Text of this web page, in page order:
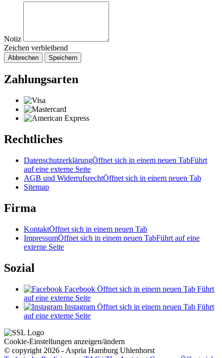
Notiz
Zeichen verbleibend
Abbrechen Speichern
Zahlungsarten
Rechtliches
DatenschutzerklärungÖffnet sich in einem neuen TabFührt
auf eine externe Seite
AGB und WiderrufsrechtÖffnet sich in einem neuen Tab
Sitemap
Firma
KontaktÖffnet sich in einem neuen Tab
ImpressumÖffnet sich in einem neuen TabFührt auf eine
externe Seite
Sozial
Facebook Öffnet sich in einem neuen Tab Führt
auf eine externe Seite
Instagram Öffnet sich in einem neuen Tab Führt
auf eine externe Seite
Cookie-Einstellungen anzeigen/ändern
© copyright 2026 - Aspria Hamburg Uhlenhorst